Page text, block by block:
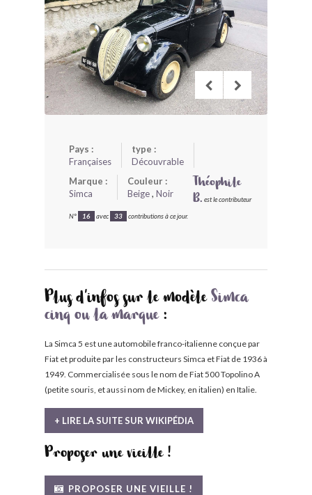
MODÈLES ET MARQUES
COMMENT FONCTIONNE BLV ?
Pays :
Françaises
type :
Découvrable
Marque :
Simca
Couleur :
Beige, Noir
Théophile
B. est le contributeur
N° 16 avec 33 contributions à ce jour.
Plus d'infos sur le modèle Simca
cinq ou la marque:
La Simca 5 est une automobile franco-italienne conçue par
Fiat et produite par les constructeurs Simca et Fiat de 1936 à
1949. Commercialisée sous le nom de Fiat 500 Topolino A
(petite souris, et aussi nom de Mickey, en italien) en Italie.
+ LIRE LA SUITE SUR WIKIPÉDIA
Proposer une vieille !
PROPOSER UNE VIEILLE !